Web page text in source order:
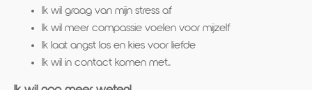
Ik wil graag van mijn stress af
Ik wil meer compassie voelen voor mijzelf
Ik laat angst los en kies voor liefde
Ik wil in contact komen met..